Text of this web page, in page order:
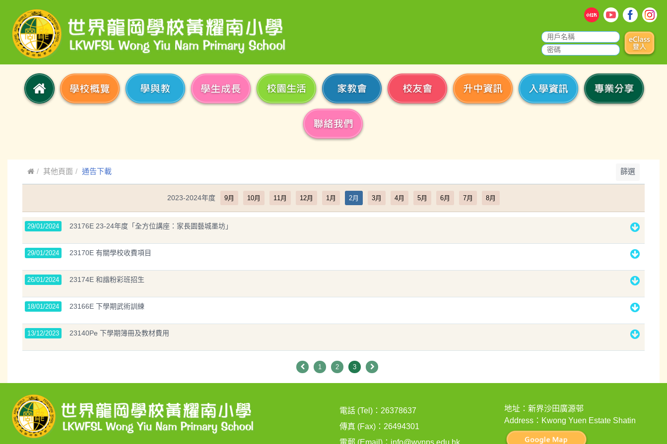
其他頁面 通告下載 篩選
2023-2024年度 9月 10月 11月 12月 1月 2月 3月 4月 5月 6月 7月 8月
29/01/2024 23176E 23-24年度「全方位講座：家長園藝城墨坊」
29/01/2024 23170E 有關學校收費項目
26/01/2024 23174E 和諧粉彩班招生
18/01/2024 23166E 下學期武術訓練
13/12/2023 23140Pe 下學期簿冊及教材費用
1 2 3
電話 (Tel)：26378637
傳真 (Fax)：26494301
電郵 (Email)： info@wynps.edu.hk
地址：新界沙田廣源邨
Address：Kwong Yuen Estate Shatin